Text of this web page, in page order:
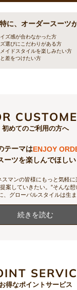
に、オーダースーツ
ズ感が合わなかった方
選びにこだわりがある方
イドスタイルを楽しみたい方
差をつけたい方
初めてのご利用の方へ
テーマはENJOY
ーツを楽しんでほしい
スマンの皆様にもっと気軽
案していきたい。”そんな
グローバルスタイルは生ま
続きを読む
お得なポイントサービス